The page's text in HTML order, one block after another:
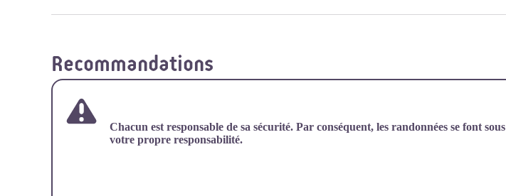
Recommandations
Chacun est responsable de sa sécurité. Par conséquent, les randonnées se font sous
votre propre responsabilité.